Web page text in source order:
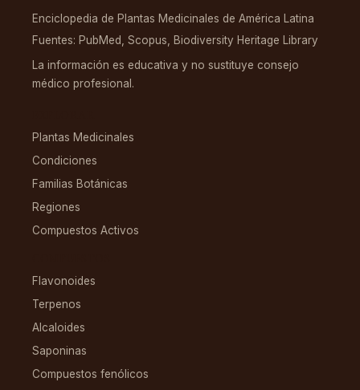
Enciclopedia de Plantas Medicinales de América Latina
Fuentes: PubMed, Scopus, Biodiversity Heritage Library
La información es educativa y no sustituye consejo
médico profesional.
Plantas Medicinales
Condiciones
Familias Botánicas
Regiones
Compuestos Activos
Flavonoides
Terpenos
Alcaloides
Saponinas
Compuestos fenólicos